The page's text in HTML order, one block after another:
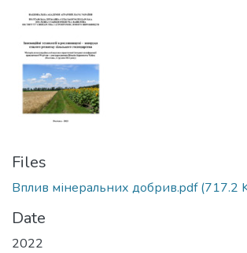
Files
Вплив мінеральних добрив.pdf(717.2
Date
2022